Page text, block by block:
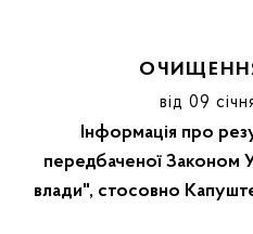
від 09
Інформація про
передбаченої Законом
влади", стосовно